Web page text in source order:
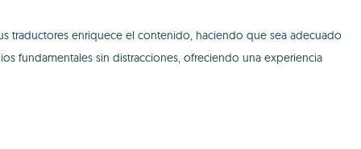
traductores enriquece el contenido, haciendo que sea adecuado
fundamentales sin distracciones, ofreciendo una experiencia